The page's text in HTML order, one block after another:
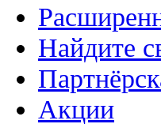
Найдите
Акции